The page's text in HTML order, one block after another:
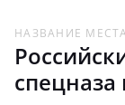
НАЗВАНИЕ МЕСТА